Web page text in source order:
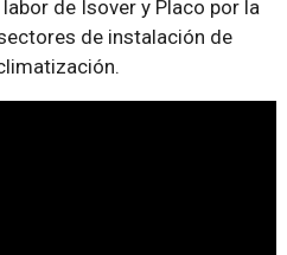
de Isover y Placo por la
de instalación de